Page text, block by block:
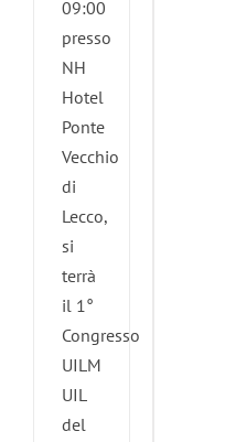
09:00
presso
NH
Hotel
Ponte
Vecchio
di
Lecco,
si
terrà
il 1°
Congresso
UILM
UIL
del